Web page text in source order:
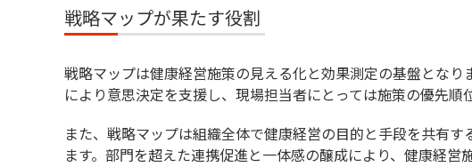
戦略マップが果たす役割
戦略マップは健康経営施策の見える化と効果測定の基盤とな
により意思決定を支援し、現場担当者にとっては施策の優先順
また、戦略マップは組織全体で健康経営の目的と手段を共有
ます。部門を超えた連携促進と一体感の醸成により、健康経営